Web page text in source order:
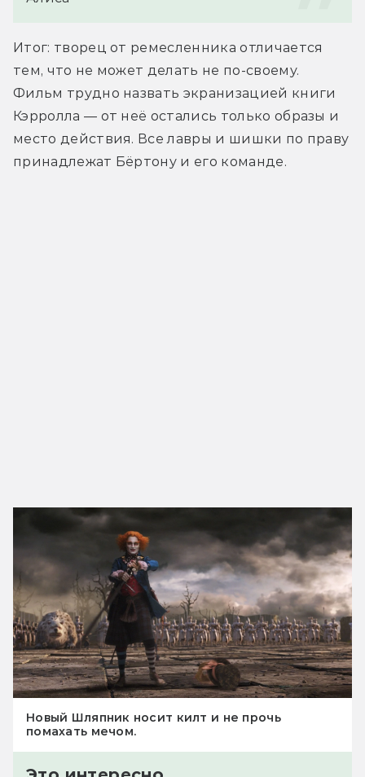
Итог: творец от ремесленника отличается
тем, что не может делать не по-своему.
Фильм трудно назвать экранизацией книги
Кэрролла — от неё остались только образы и
место действия. Все лавры и шишки по праву
принадлежат Бёртону и его команде.
Новый Шляпник носит килт и не прочь
помахать мечом.